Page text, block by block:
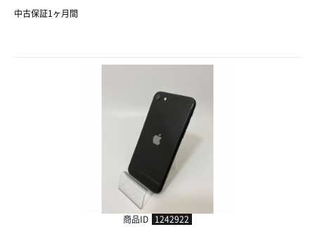
中古保証1ヶ月間
商品ID 1242922